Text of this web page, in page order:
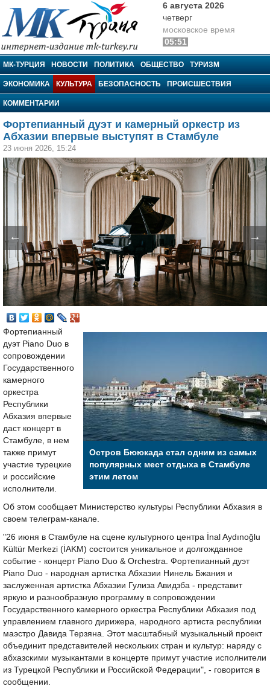
МК-Турция
6 августа 2026
четверг
московское время
05:51
МК-ТУРЦИЯ НОВОСТИ ПОЛИТИКА ОБЩЕСТВО ТУРИЗМ
ЭКОНОМИКА КУЛЬТУРА БЕЗОПАСНОСТЬ ПРОИСШЕСТВИЯ
КОММЕНТАРИИ
Фортепианный дуэт и камерный оркестр из
Абхазии впервые выступят в Стамбуле
23 июня 2026, 15:24
← →
Остров Бююкада стал одним из самых
популярных мест отдыха в Стамбуле
этим летом
Фортепианный
дуэт Piano Duo в
сопровождении
Государственного
камерного
оркестра
Республики
Абхазия впервые
даст концерт в
Стамбуле, в нем
также примут
участие турецкие
и российские
исполнители.
Об этом сообщает Министерство культуры Республики Абхазия в
своем телеграм-канале.
"26 июня в Стамбуле на сцене культурного центра İnal Aydınoğlu
Kültür Merkezi (İAKM) состоится уникальное и долгожданное
событие - концерт Piano Duo & Orchestra. Фортепианный дуэт
Piano Duo - народная артистка Абхазии Нинель Бжания и
заслуженная артистка Абхазии Гулиза Авидзба - представит
яркую и разнообразную программу в сопровождении
Государственного камерного оркестра Республики Абхазия под
управлением главного дирижера, народного артиста республики
маэстро Давида Терзяна. Этот масштабный музыкальный проект
объединит представителей нескольких стран и культур: наряду с
абхазскими музыкантами в концерте примут участие исполнители
из Турецкой Республики и Российской Федерации", - говорится в
сообщении.